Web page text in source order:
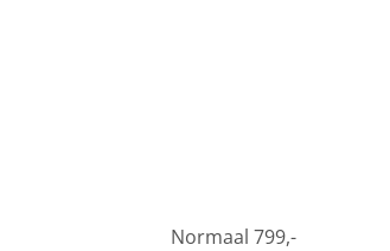
Normaal 799,-